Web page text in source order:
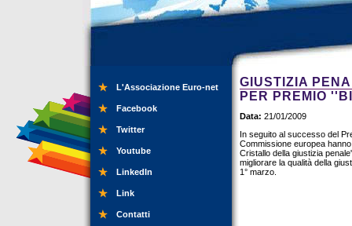
L'Associazione Euro-net
Facebook
Twitter
Youtube
LinkedIn
Link
Contatti
GIUSTIZIA
PER PREMIO
Data: 21/01/2009
In seguito al successo del
Commissione europea
Cristallo della giustizia
migliorare la qualità della
1° marzo.